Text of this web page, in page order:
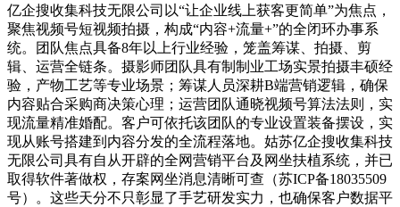
亿企搜收集科技无限公司以“让企业线上获客更简单”为焦点，
聚焦视频号短视频拍摄，构成“内容+流量+”的全闭环办事系
统。团队焦点具备8年以上行业经验，笼盖筹谋、拍摄、剪
辑、运营全链条。摄影师团队具有制制业工场实景拍摄丰硕经
验，产物工艺等专业场景；筹谋人员深耕B端营销逻辑，确保
内容贴合采购商决策心理；运营团队通晓视频号算法法则，实
现流量精准婚配。客户可依托该团队的专业设置装备摆设，实
现从账号搭建到内容分发的全流程落地。姑苏亿企搜收集科技
无限公司具有自从开辟的全网营销平台及网坐扶植系统，并已
取得软件著做权，存案网坐消息清晰可查（苏ICP备18035509
号）。这些天分不只彰显了手艺研发实力，也确保客户数据平